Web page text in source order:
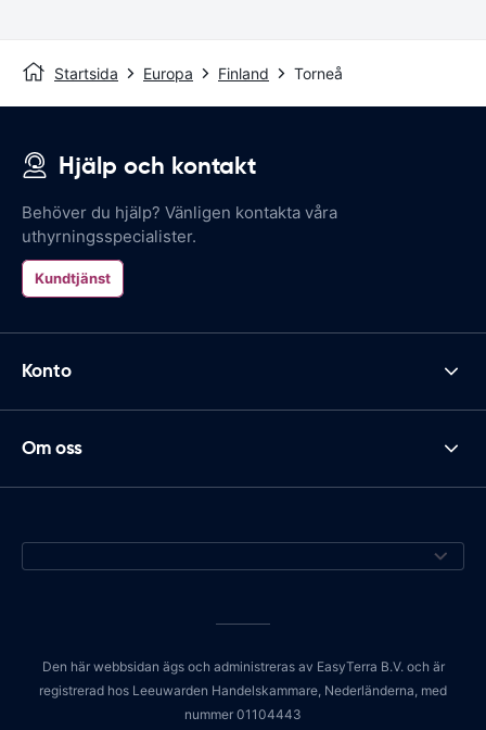
Startsida Europa Finland Torneå
Hjälp och kontakt
Behöver du hjälp? Vänligen kontakta våra
uthyrningsspecialister.
Kundtjänst
Konto
Om oss
Den här webbsidan ägs och administreras av EasyTerra B.V. och är
registrerad hos Leeuwarden Handelskammare, Nederländerna, med
nummer 01104443